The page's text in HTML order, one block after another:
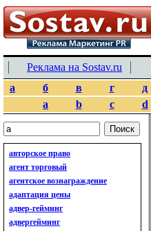
Реклама на Sostav.ru
а
б в г д
a
b c d
авторское право
агент торговый
агентское вознаграждение
адаптация цены
адвер-гейминг
адвергейминг